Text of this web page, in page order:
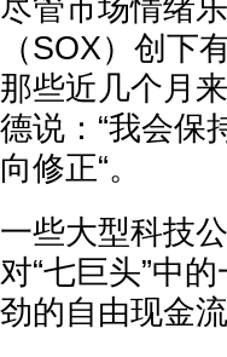
尽管市场情绪
（SOX）创下
那些近几个月
德说：“我会保
向修正“。
一些大型科技
对“七巨头”中
劲的自由现金